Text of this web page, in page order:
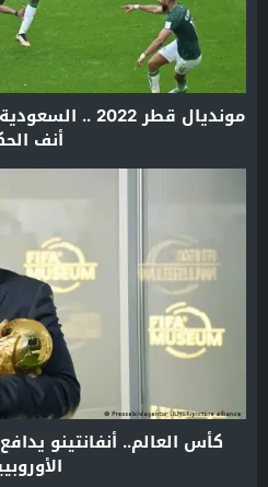
مونديال قطر
أنف
كأس العالم.. أنفانتينو